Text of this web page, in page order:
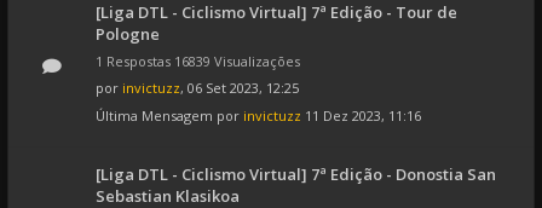
[Liga DTL - Ciclismo Virtual] 7ª Edição - Tour de
Pologne
1 Respostas 16839 Visualizações
por invictuzz, 06 Set 2023, 12:25
Última Mensagem por invictuzz 11 Dez 2023, 11:16
[Liga DTL - Ciclismo Virtual] 7ª Edição - Donostia San
Sebastian Klasikoa